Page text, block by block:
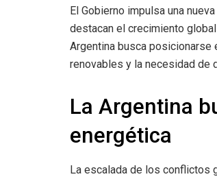
El Gobierno impulsa una
destacan el crecimiento
Argentina busca posicionarse
renovables y la necesidad de
La Argentina
energética
La escalada de los conflictos